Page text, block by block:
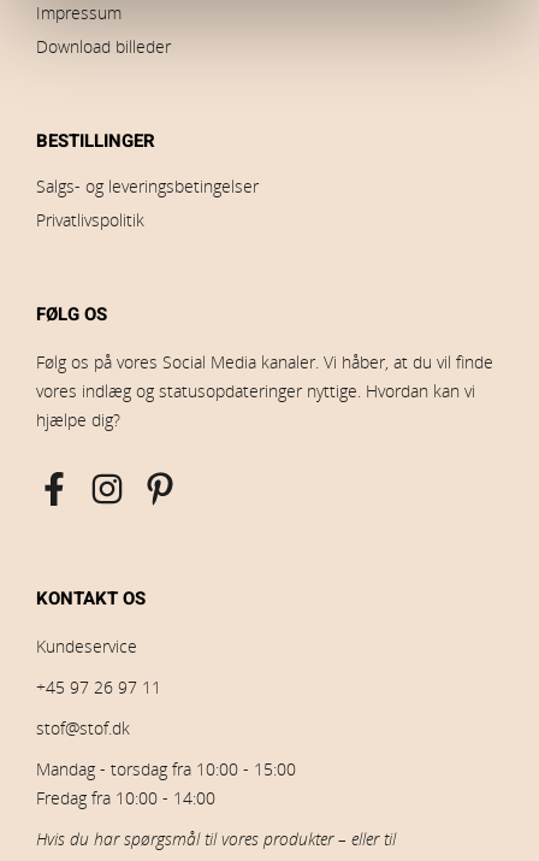
Impressum
Download billeder
BESTILLINGER
Salgs- og leveringsbetingelser
Privatlivspolitik
FØLG OS
Følg os på vores Social Media kanaler. Vi håber, at du vil finde
vores indlæg og statusopdateringer nyttige. Hvordan kan vi
hjælpe dig?
KONTAKT OS
Kundeservice
+45 97 26 97 11
stof@stof.dk
Mandag - torsdag fra 10:00 - 15:00
Fredag fra 10:00 - 14:00
Hvis du har spørgsmål til vores produkter – eller til